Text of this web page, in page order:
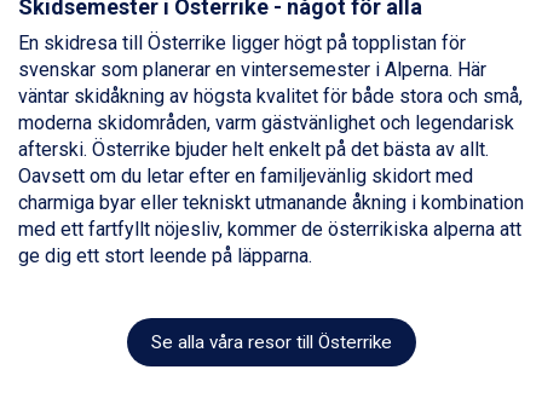
St. Anton från 11.245 kr.
Zell am See från 6.295 kr.
Canazei från 7.195 kr.
Livigno från 5.595 kr.
Ponte di Legno från 7.395 kr.
Sauze dOulx från 6.145 kr.
Alleghe från 8.545 kr.
Bad Gastein från 6.295 kr.
Arabba från 11.045 kr.
La Thuile från 7.045 kr.
Sölden från 12.995 kr.
Saalbach från 9.445 kr.
Skidsemester i Österrike - något för alla
En skidresa till Österrike ligger högt på topplistan för
svenskar som planerar en vintersemester i Alperna. Här
väntar skidåkning av högsta kvalitet för både stora och små,
moderna skidområden, varm gästvänlighet och legendarisk
afterski. Österrike bjuder helt enkelt på det bästa av allt.
Oavsett om du letar efter en familjevänlig skidort med
charmiga byar eller tekniskt utmanande åkning i kombination
med ett fartfyllt nöjesliv, kommer de österrikiska alperna att
ge dig ett stort leende på läpparna.
Se alla våra resor till Österrike